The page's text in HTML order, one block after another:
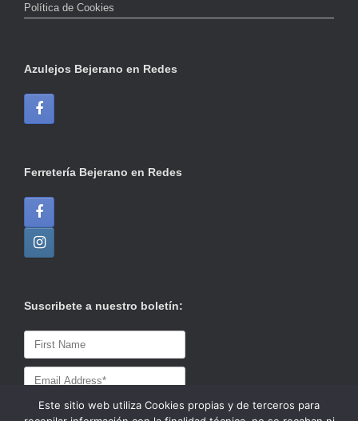
Política de Cookies
Azulejos Bejerano en Redes
Ferretería Bejerano en Redes
Suscribete a nuestro boletín:
Este sitio web utiliza Cookies propias y de terceros para